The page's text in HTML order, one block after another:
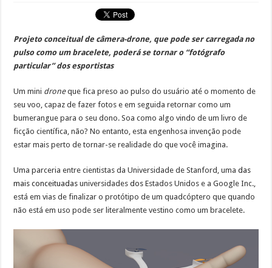
Projeto conceitual de câmera-drone, que pode ser carregada no
pulso como um bracelete, poderá se tornar o “fotógrafo
particular” dos esportistas
Um mini droneque fica preso ao pulso do usuário até o momento de
seu voo, capaz de fazer fotos e em seguida retornar como um
bumerangue para o seu dono. Soa como algo vindo de um livro de
ficção científica, não? No entanto, esta engenhosa invenção pode
estar mais perto de tornar-se realidade do que você imagina.
Uma parceria entre cientistas da Universidade de Stanford, umadas
mais conceituadasuniversidades dosEstados Unidos e a Google Inc.,
está em vias de finalizar o protótipo de um quadcóptero que quando
não está em uso pode ser literalmente vestino como um bracelete.